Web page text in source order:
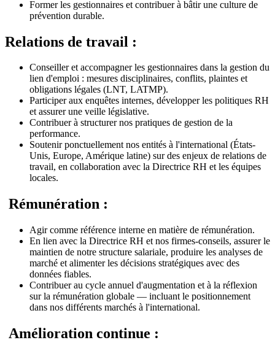
Former les gestionnaires et contribuer à bâtir une culture de
prévention durable.
Relations de travail :
Conseiller et accompagner les gestionnaires dans la gestion du
lien d'emploi : mesures disciplinaires, conflits, plaintes et
obligations légales (LNT, LATMP).
Participer aux enquêtes internes, développer les politiques RH
et assurer une veille législative.
Contribuer à structurer nos pratiques de gestion de la
performance.
Soutenir ponctuellement nos entités à l'international (États-
Unis, Europe, Amérique latine) sur des enjeux de relations de
travail, en collaboration avec la Directrice RH et les équipes
locales.
Rémunération :
Agir comme référence interne en matière de rémunération.
En lien avec la Directrice RH et nos firmes-conseils, assurer le
maintien de notre structure salariale, produire les analyses de
marché et alimenter les décisions stratégiques avec des
données fiables.
Contribuer au cycle annuel d'augmentation et à la réflexion
sur la rémunération globale — incluant le positionnement
dans nos différents marchés à l'international.
Amélioration continue :